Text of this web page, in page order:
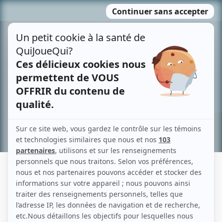
MENU
contenu
Recherche avancée »
AVENUE PRODUCTIONS
Liens
Fiche de Avenue Productions sur Showbizz.net